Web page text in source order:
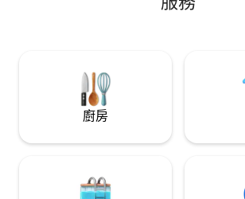
廊、迷人的餐廳、精品店和咖啡廳僅幾步
廚房